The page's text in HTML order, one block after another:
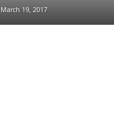
March 19, 2017